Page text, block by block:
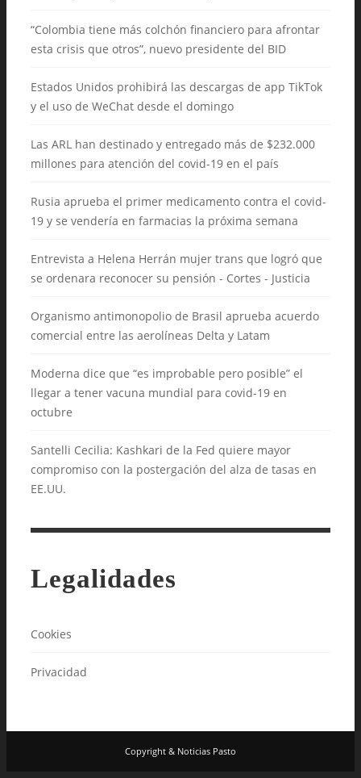
“Colombia tiene más colchón financiero para afrontar
esta crisis que otros”, nuevo presidente del BID
Estados Unidos prohibirá las descargas de app TikTok
y el uso de WeChat desde el domingo
Las ARL han destinado y entregado más de $232.000
millones para atención del covid-19 en el país
Rusia aprueba el primer medicamento contra el covid-
19 y se vendería en farmacias la próxima semana
Entrevista a Helena Herrán mujer trans que logró que
se ordenara reconocer su pensión - Cortes - Justicia
Organismo antimonopolio de Brasil aprueba acuerdo
comercial entre las aerolíneas Delta y Latam
Moderna dice que “es improbable pero posible” el
llegar a tener vacuna mundial para covid-19 en
octubre
Santelli Cecilia: Kashkari de la Fed quiere mayor
compromiso con la postergación del alza de tasas en
EE.UU.
Legalidades
Cookies
Privacidad
Copyright & Noticias Pasto